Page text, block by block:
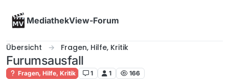
MediathekView-Forum
Übersicht Fragen, Hilfe, Kritik
Furumsausfall
Fragen, Hilfe, Kritik 1 1 166